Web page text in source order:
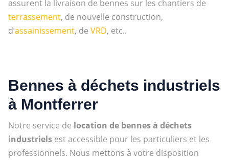
assurent la livraison de bennes sur les chantiers de
terrassement, de nouvelle construction,
d’assainissement, de VRD, etc..
Bennes à déchets industriels
à Montferrer
Notre service de location de bennes à déchets
industrielsest accessible pour les particuliers et les
professionnels. Nous mettons à votre disposition